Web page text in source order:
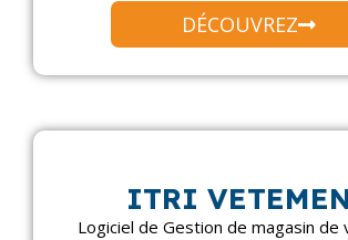
DÉCOUVREZ
ITRI
Logiciel de Gestion de magasin